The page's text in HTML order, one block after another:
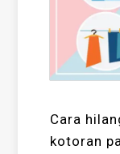
Cara
kotoran